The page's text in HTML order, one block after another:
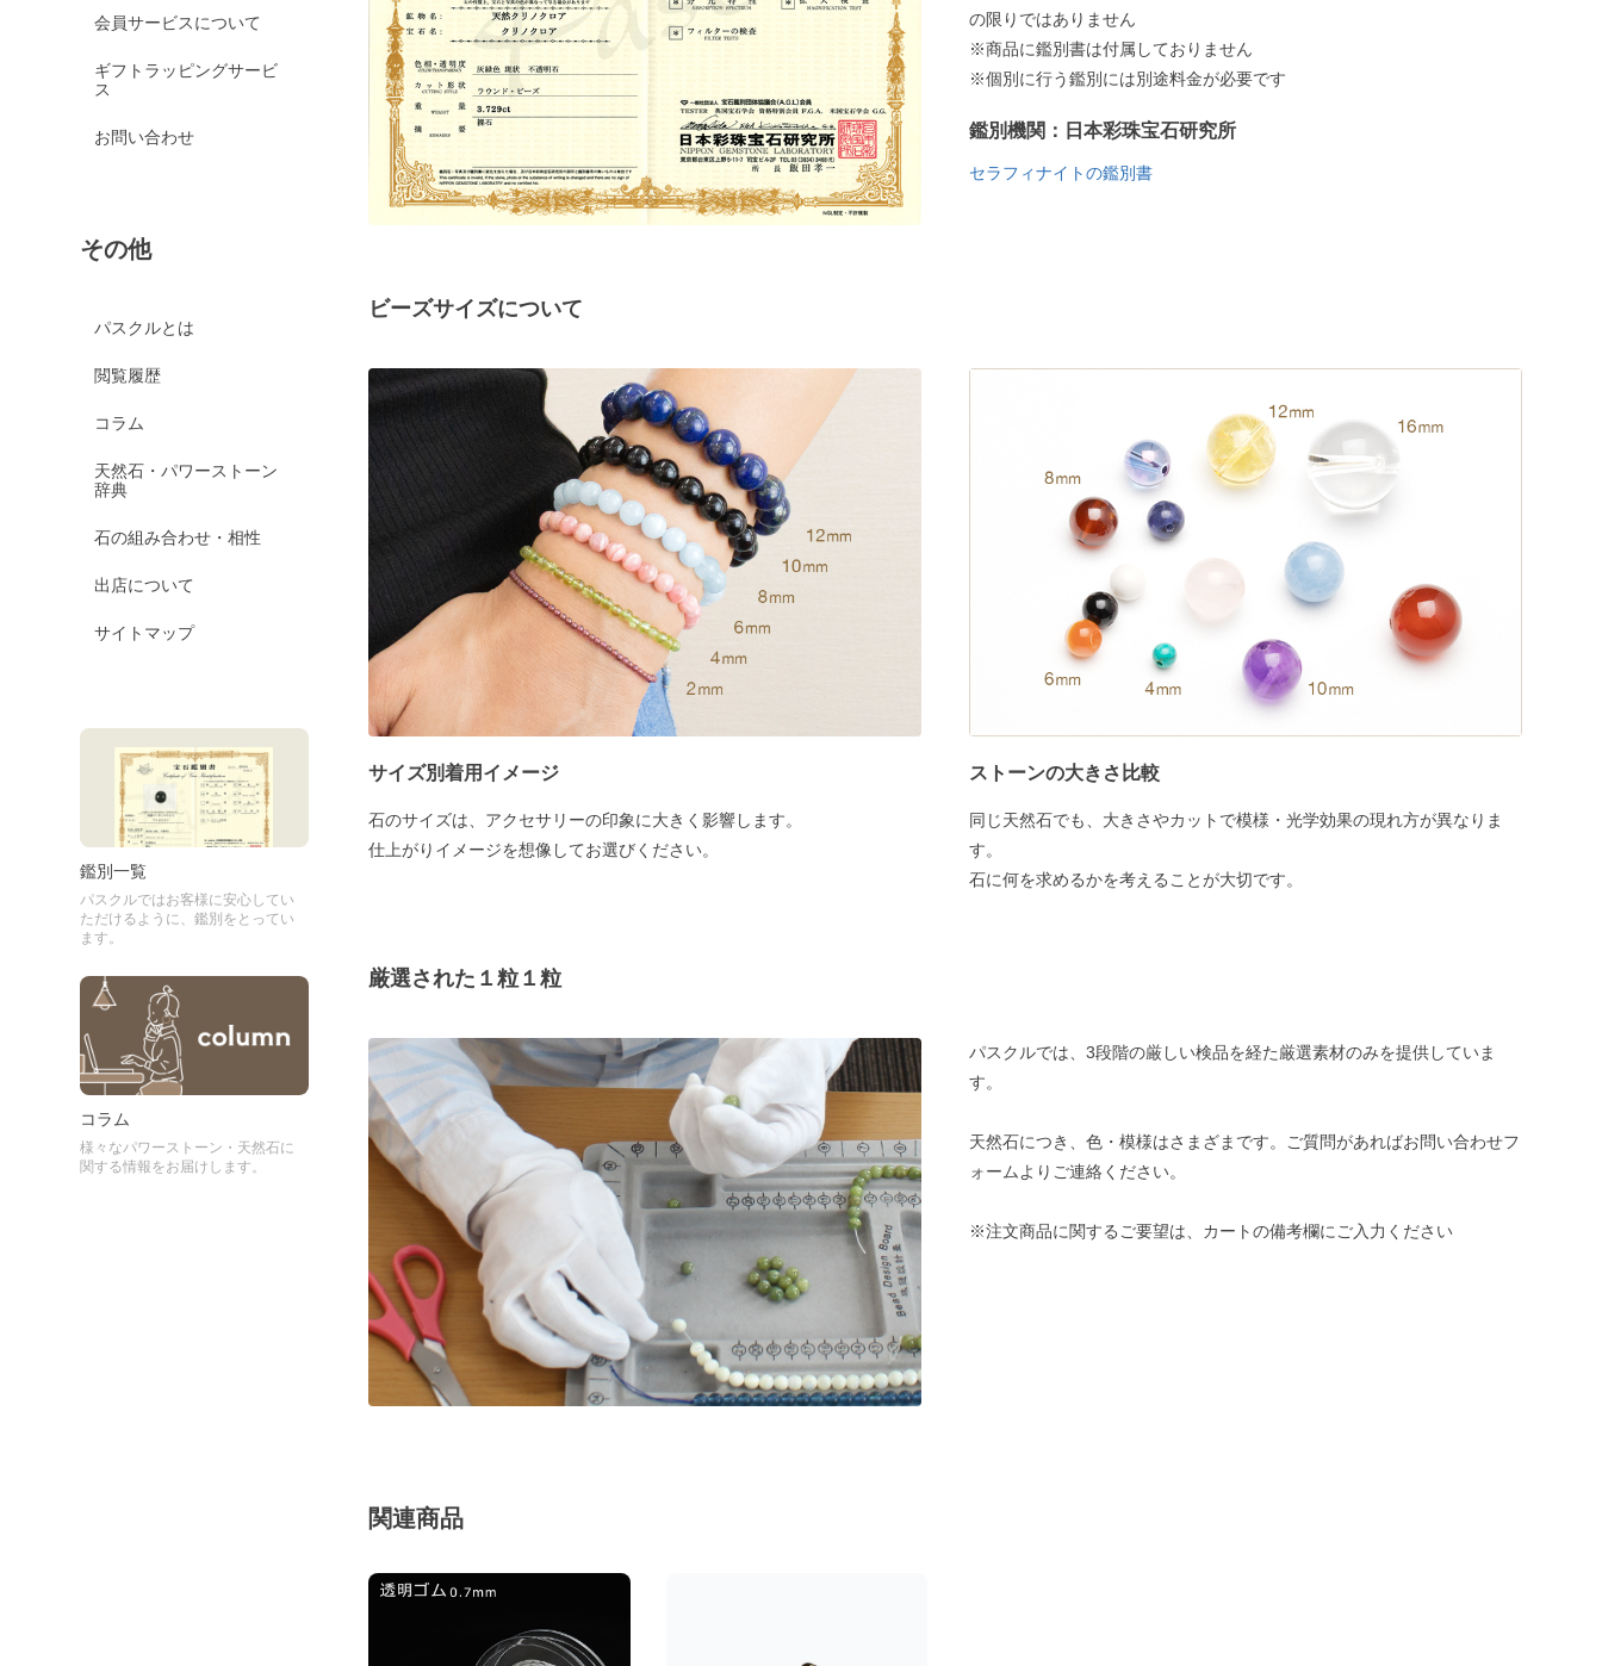
会員サービスについて
ギフトラッピングサービ
ス
お問い合わせ
その他
パスクルとは
閲覧履歴
コラム
天然石・パワーストーン
辞典
石の組み合わせ・相性
出店について
サイトマップ
鑑別一覧
パスクルではお客様に安心してい
ただけるように、鑑別をとってい
ます。
コラム
様々なパワーストーン・天然石に
関する情報をお届けします。
の限りではありません
※商品に鑑別書は付属しておりません
※個別に行う鑑別には別途料金が必要です
鑑別機関：日本彩珠宝石研究所
セラフィナイトの鑑別書
ビーズサイズについて
サイズ別着用イメージ
石のサイズは、アクセサリーの印象に大きく影響します。
仕上がりイメージを想像してお選びください。
ストーンの大きさ比較
同じ天然石でも、大きさやカットで模様・光学効果の現れ方が異なりま
す。
石に何を求めるかを考えることが大切です。
厳選された１粒１粒
パスクルでは、3段階の厳しい検品を経た厳選素材のみを提供していま
す。
天然石につき、色・模様はさまざまです。ご質問があればお問い合わせフ
ォームよりご連絡ください。
※注文商品に関するご要望は、カートの備考欄にご入力ください
関連商品